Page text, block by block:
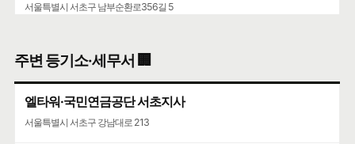
서울특별시 서초구 남부순환로356길 5
서울특별시 서초구 강남대로 193
주변 등기소·세무서 🏢
엘타워·국민연금공단 서초지사
서울특별시 서초구 강남대로 213